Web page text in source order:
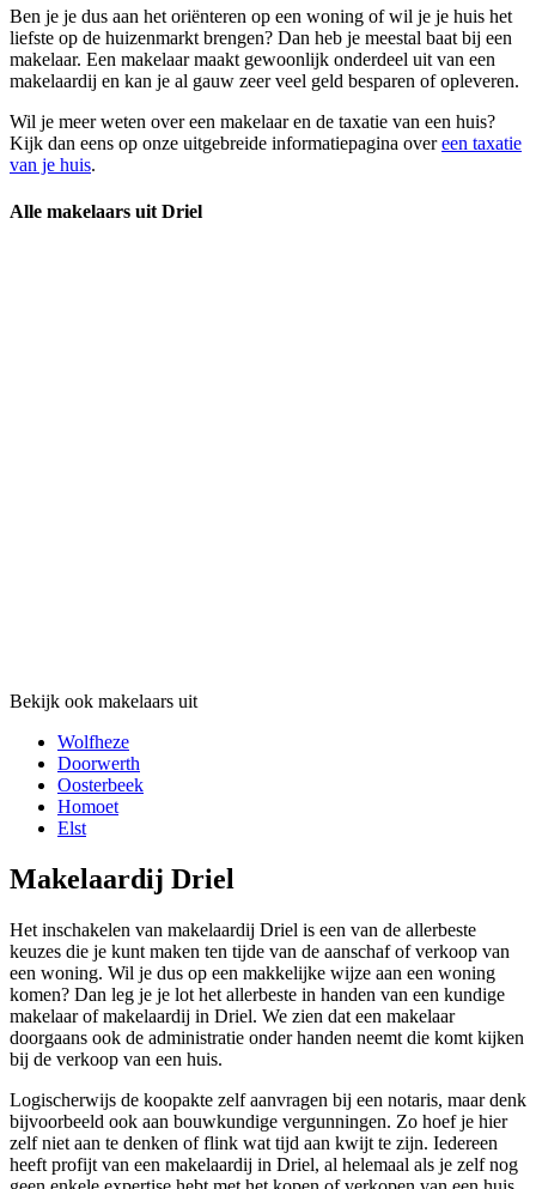
Ben je je dus aan het oriënteren op een woning of wil je je huis het
liefste op de huizenmarkt brengen? Dan heb je meestal baat bij een
makelaar. Een makelaar maakt gewoonlijk onderdeel uit van een
makelaardij en kan je al gauw zeer veel geld besparen of opleveren.
Wil je meer weten over een makelaar en de taxatie van een huis?
Kijk dan eens op onze uitgebreide informatiepagina overeen taxatie
van je huis.
Alle makelaars uit Driel
Bekijk ook makelaars uit
Wolfheze
Doorwerth
Oosterbeek
Homoet
Elst
Makelaardij Driel
Het inschakelen van makelaardij Driel is een van de allerbeste
keuzes die je kunt maken ten tijde van de aanschaf of verkoop van
een woning. Wil je dus op een makkelijke wijze aan een woning
komen? Dan leg je je lot het allerbeste in handen van een kundige
makelaar of makelaardij in Driel. We zien dat een makelaar
doorgaans ook de administratie onder handen neemt die komt kijken
bij de verkoop van een huis.
Logischerwijs de koopakte zelf aanvragen bij een notaris, maar denk
bijvoorbeeld ook aan bouwkundige vergunningen. Zo hoef je hier
zelf niet aan te denken of flink wat tijd aan kwijt te zijn. Iedereen
heeft profijt van een makelaardij in Driel, al helemaal als je zelf nog